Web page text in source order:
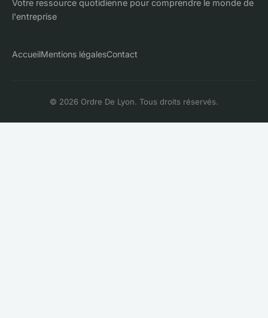
Votre ressource quotidienne pour comprendre le monde de
l'entreprise
AccueilMentions légalesContact
© 2026 Ordre De Lyon. Tous droits réservés.